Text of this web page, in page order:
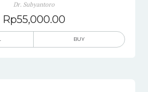
Dr. Subyantoro
Rp55,000.00
BUY